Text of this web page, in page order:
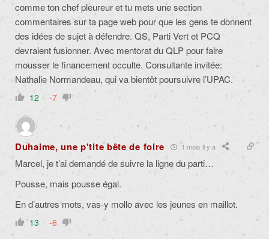
comme ton chef pleureur et tu mets une section
commentaires sur ta page web pour que les gens te donnent
des idées de sujet à défendre. QS, Parti Vert et PCQ
devraient fusionner. Avec mentorat du QLP pour faire
mousser le financement occulte. Consultante invitée:
Nathalie Normandeau, qui va bientôt poursuivre l’UPAC.
12 -7
Duhaime, une p'tite bête de foire 1 mois il y a
Marcel, je t’ai demandé de suivre la ligne du parti…
Pousse, mais pousse égal.
En d’autres mots, vas-y mollo avec les jeunes en maillot.
13 -6